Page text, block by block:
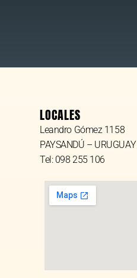
LOCALES
Leandro Gómez 1158
PAYSANDÚ – URUGUAY
Tel: 098 255 106